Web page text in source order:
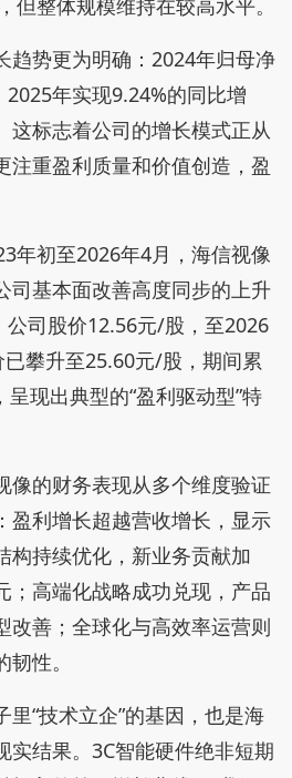
2026年一季度登顶显示器领
。
栈技术领跑，以全链 AI 智造
3C 产业品质标准、重塑用户
追逐“短平快”的爆款，只想回
身和休闲场景，做长情的陪
明确提出并系统性地发布“全
了一系列的变化。
是如此。近三年，海信视像的
条从“规模驱动”向“质量驱
信视像营业收入在2023年实现
续保持9.17%的同比增长，
但整体规模维持在较高水平。
势更为明确：2024年归母净
年实现9.24%的同比增